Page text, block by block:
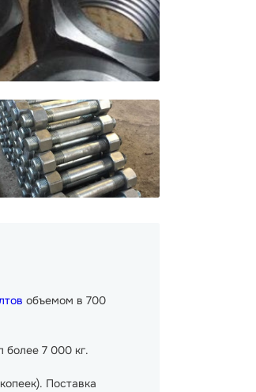
объемом в 700
более 7 000 кг.
Поставка